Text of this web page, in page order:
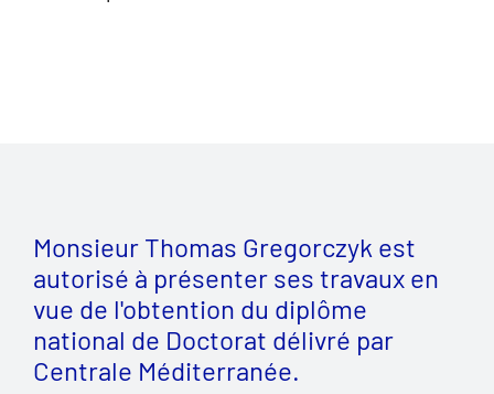
Monsieur Thomas Gregorczyk est
autorisé à présenter ses travaux en
vue de l'obtention du diplôme
national de Doctorat délivré par
Centrale Méditerranée.